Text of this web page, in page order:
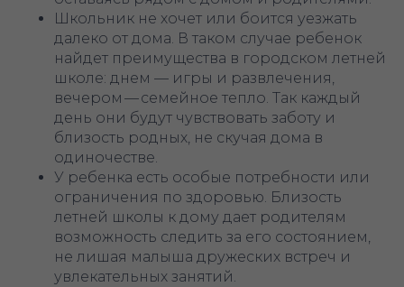
Школьник не хочет или боится уезжать
далеко от дома. В таком случае ребенок
найдет преимущества в городском летней
школе: днем — игры и развлечения,
вечером — семейное тепло. Так каждый
день они будут чувствовать заботу и
близость родных, не скучая дома в
одиночестве.
У ребенка есть особые потребности или
ограничения по здоровью. Близость
летней школы к дому дает родителям
возможность следить за его состоянием,
не лишая малыша дружеских встреч и
увлекательных занятий.